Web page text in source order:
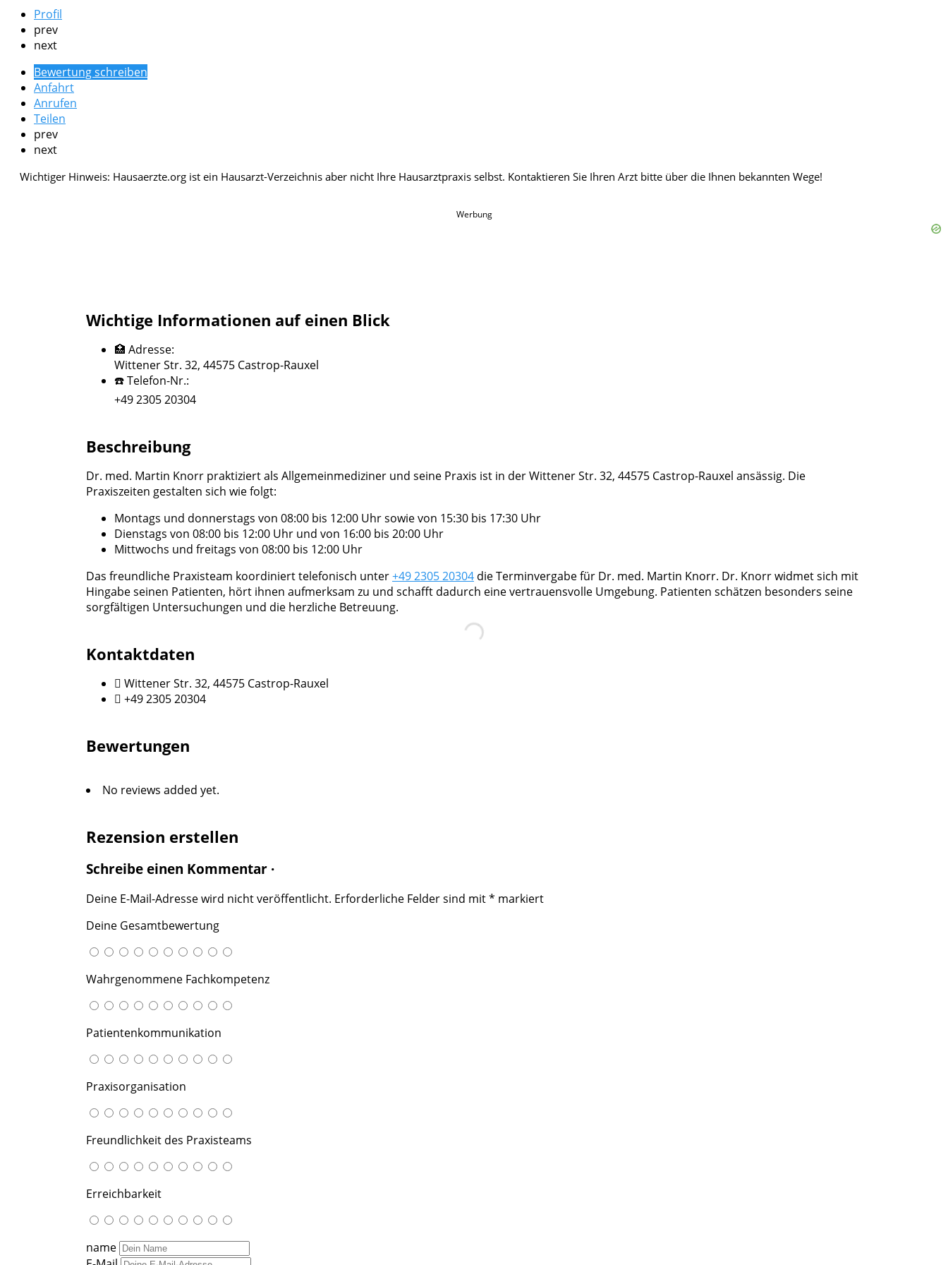
Profil
prev
next
Bewertung schreiben
Anfahrt
Anrufen
Teilen
prev
next
Werbung
Wichtige Informationen auf einen Blick
🏥 Adresse:
Wittener Str. 32, 44575 Castrop-Rauxel
☎️ Telefon-Nr.:
+49 2305 20304
Beschreibung
Dr. med. Martin Knorr praktiziert als Allgemeinmediziner und seine Praxis ist in der Wittener Str. 32, 44575 Castrop-Rauxel ansässig. Die
Praxiszeiten gestalten sich wie folgt:
Montags und donnerstags von 08:00 bis 12:00 Uhr sowie von 15:30 bis 17:30 Uhr
Dienstags von 08:00 bis 12:00 Uhr und von 16:00 bis 20:00 Uhr
Mittwochs und freitags von 08:00 bis 12:00 Uhr
Das freundliche Praxisteam koordiniert telefonisch unter+49 2305 20304 die Terminvergabe für Dr. med. Martin Knorr. Dr. Knorr widmet sich mit
Hingabe seinen Patienten, hört ihnen aufmerksam zu und schafft dadurch eine vertrauensvolle Umgebung. Patienten schätzen besonders seine
sorgfältigen Untersuchungen und die herzliche Betreuung.
Kontaktdaten
Wittener Str. 32, 44575 Castrop-Rauxel
+49 2305 20304
Bewertungen
No reviews added yet.
Rezension erstellen
Schreibe einen Kommentar ·
Deine E-Mail-Adresse wird nicht veröffentlicht. Erforderliche Felder sind mit* markiert
Deine Gesamtbewertung
Wahrgenommene Fachkompetenz
Patientenkommunikation
Praxisorganisation
Freundlichkeit des Praxisteams
Erreichbarkeit
name